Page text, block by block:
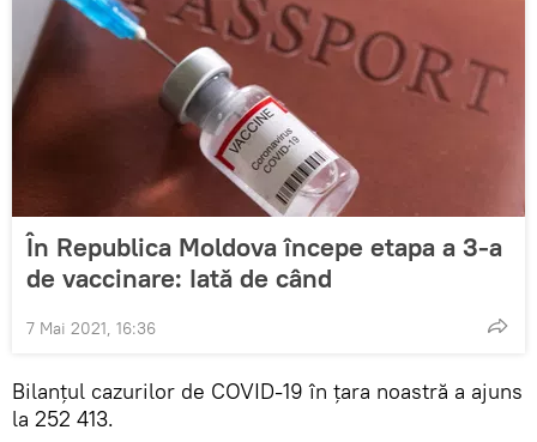
În Republica Moldova începe etapa a 3-a
de vaccinare: Iată de când
7 Mai 2021, 16:36
Bilanțul cazurilor de COVID-19 în țara noastră a ajuns
la 252 413.